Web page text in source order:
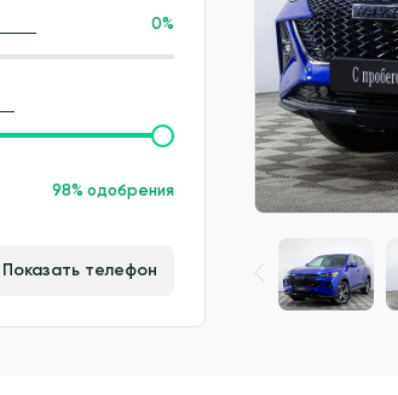
0%
98% одобрения
Показать телефон